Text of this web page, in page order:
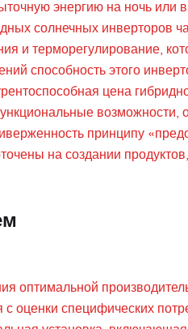
энергию на ночь или
солнечных инверторов
и терморегулирование,
способность этого
цена
возможности,
принципу
на создании
оптимальной
оценки специфических